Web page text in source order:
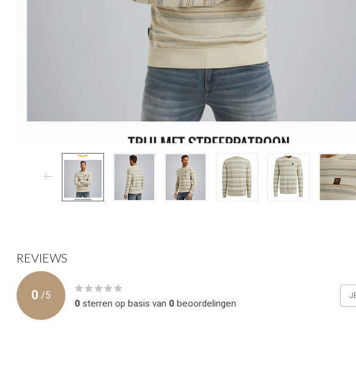
REVIEWS
0 /5
0 sterren op basis van 0 beoordelingen